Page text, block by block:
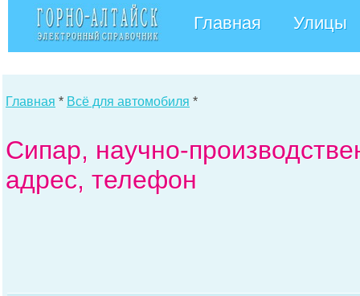
Главная Улицы
Главная * Всё для автомобиля *
Сипар, научно-
адрес, телефон